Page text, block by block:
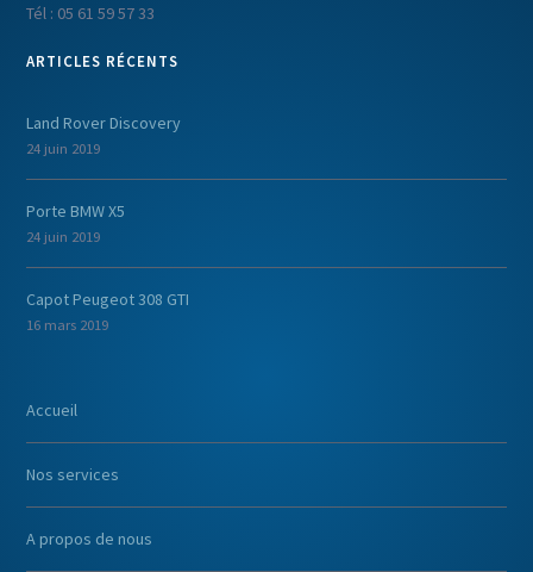
Tél : 05 61 59 57 33
ARTICLES RÉCENTS
Land Rover Discovery
24 juin 2019
Porte BMW X5
24 juin 2019
Capot Peugeot 308 GTI
16 mars 2019
Accueil
Nos services
A propos de nous